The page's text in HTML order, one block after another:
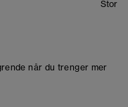
Stor
når du trenger mer